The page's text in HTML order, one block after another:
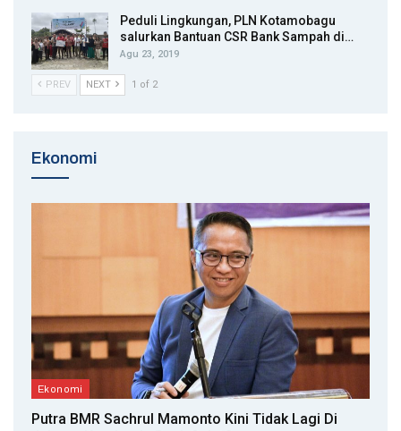
Peduli Lingkungan, PLN Kotamobagu
salurkan Bantuan CSR Bank Sampah di…
Agu 23, 2019
PREV NEXT 1 of 2
Ekonomi
Ekonomi
Putra BMR Sachrul Mamonto Kini Tidak Lagi Di